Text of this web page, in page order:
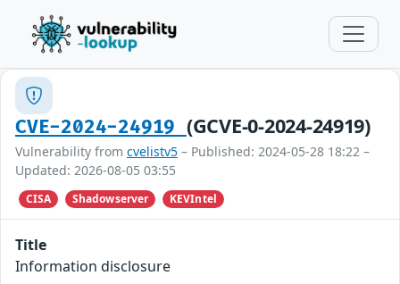
CVE-2024-24919 (GCVE-0-2024-24919)
Vulnerability from cvelistv5 – Published: 2024-05-28 18:22 –
Updated: 2026-08-05 03:55
CISA Shadowserver KEVIntel
Title
Information disclosure